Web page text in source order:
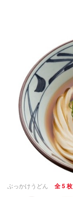
ぶっかけうどん 全 5 枚